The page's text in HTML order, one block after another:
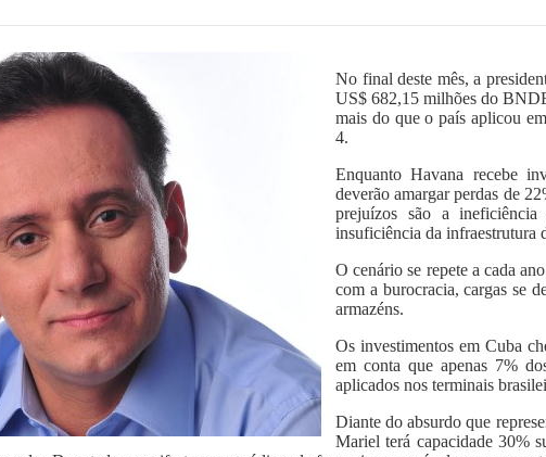
No final deste mês, a
US$ 682,15 milhões do
mais do que o país aplicou
4.
Enquanto Havana recebe
deverão amargar perdas de
prejuízos são a
insuficiência da infraestrutura
O cenário se repete a cada
com a burocracia, cargas se
armazéns.
Os investimentos em Cuba
em conta que apenas 7%
aplicados nos terminais
Diante do absurdo que
Mariel terá capacidade 30%